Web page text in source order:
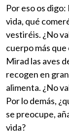
Por eso os
vida, qué
vestiréis. ¿No
cuerpo más
Mirad las aves
recogen en
alimenta. ¿No
Por lo demás,
se preocupe,
vida?